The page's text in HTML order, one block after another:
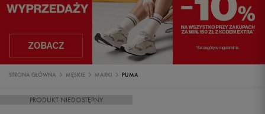
STRONA GŁÓWNA MĘSKIE MARKI PUMA
PRODUKT NIEDOSTĘPNY